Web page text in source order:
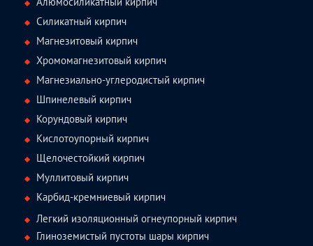
Силикатный кирпич
Магнезитовый кирпич
Хромомагнезитовый кирпич
Магнезиально-углеродистый кирпич
Шпинелевый кирпич
Корундовый кирпич
Кислотоупорный кирпич
Щелочестойкий кирпич
Муллитовый кирпич
Карбид-кремниевый кирпич
Легкий изоляционный огнеупорный кирпич
Глиноземистый пустоты шары кирпич